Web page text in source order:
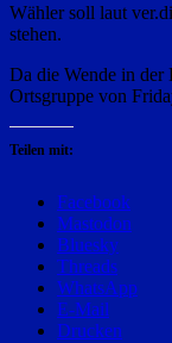
Wähler soll laut
stehen.
Da die Wende in der
Ortsgruppe von
Teilen mit:
Facebook
Mastodon
Bluesky
Threads
WhatsApp
E-Mail
Drucken